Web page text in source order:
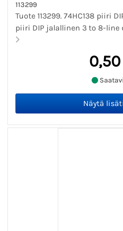
113299
Tuote 113299. 74HC138 piiri
piiri DIP jalallinen 3 to 8-line